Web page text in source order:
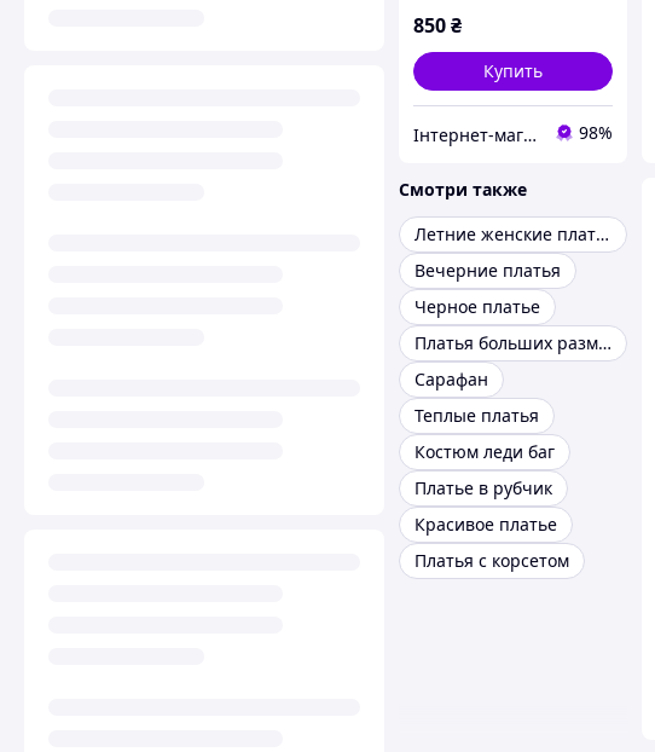
850₴
Купить
Інтернет-магазин "BOLIMI" 98%
Смотри также
Летние женские платья
Вечерние платья
Черное платье
Платья больших размеров
Сарафан
Теплые платья
Костюм леди баг
Платье в рубчик
Красивое платье
Платья с корсетом